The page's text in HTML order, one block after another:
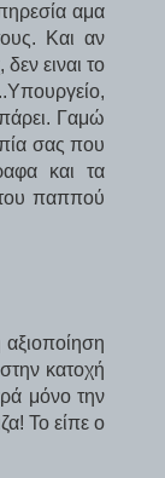
αμα
Και αν
ειναι το
Γαμώ
σας που
και τα
παππού
αξιοποίηση
κατοχή
μόνο την
Το είπε ο